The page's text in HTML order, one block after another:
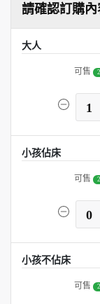
請確認訂購內
大人
可售 2
1
小孩佔床
可售 2
0
小孩不佔床
可售 2